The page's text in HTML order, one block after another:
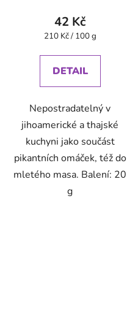
42 Kč
Měrná
210 Kč / 100 g
DETAIL
Nepostradatelný v
jihoamerické a thajské
kuchyni jako součást
pikantních omáček, též do
mletého masa. Balení: 20
g